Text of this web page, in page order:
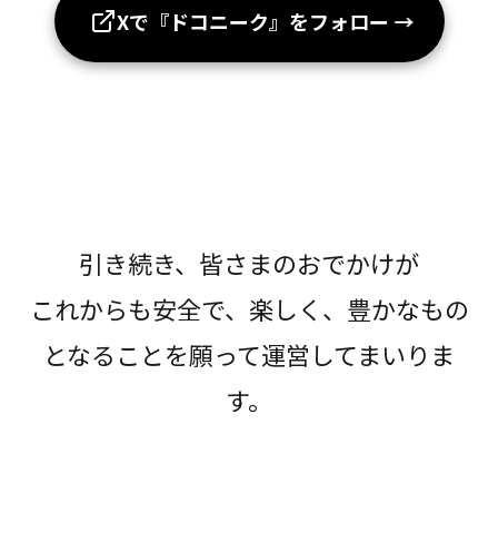
Xで『ドコニーク』をフォロー →
引き続き、皆さまのおでかけが
これからも安全で、楽しく、豊かなもの
となることを願って運営してまいりま
す。